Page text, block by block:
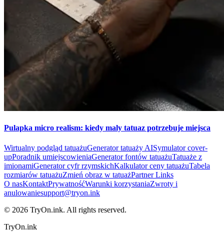
Pulapka micro realism: kiedy maly tatuaz potrzebuje miejsca
Wirtualny podgląd tatuażuGenerator tatuaży AISymulator cover-
upPoradnik umiejscowieniaGenerator fontów tatuażuTatuaże z
imionamiGenerator cyfr rzymskichKalkulator ceny tatuażuTabela
rozmiarów tatuażuZmień obraz w tatuażPartner Links
O nasKontaktPrywatnośćWarunki korzystaniaZwroty i
anulowaniesupport@tryon.ink
© 2026 TryOn.ink. All rights reserved.
TryOn.ink